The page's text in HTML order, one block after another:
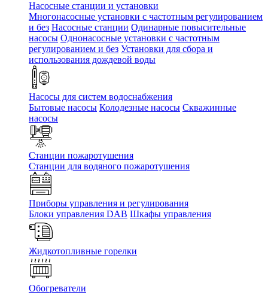
Насосные станции и установки
Многонасосные установки с частотным регулированием
и без Насосные станции Одинарные повысительные
насосы Однонасосные установки с частотным
регулированием и без Установки для сбора и
использования дождевой воды
Насосы для систем водоснабжения
Бытовые насосы Колодезные насосы Скважинные
насосы
Станции пожаротушения
Станции для водяного пожаротушения
Приборы управления и регулирования
Блоки управления DAB Шкафы управления
Жидкотопливные горелки
Обогреватели